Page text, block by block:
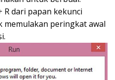
R dari papan kekunci
memulakan peringkat awal